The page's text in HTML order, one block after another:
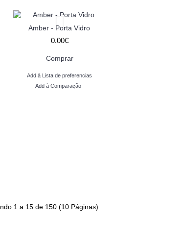
Amber - Porta Vidro
0.00€
Comprar
Add à Lista de preferencias
Add à Comparação
1 a 15 de 150 (10 Páginas)